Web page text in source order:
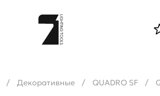
Декоративные QUADRO SF